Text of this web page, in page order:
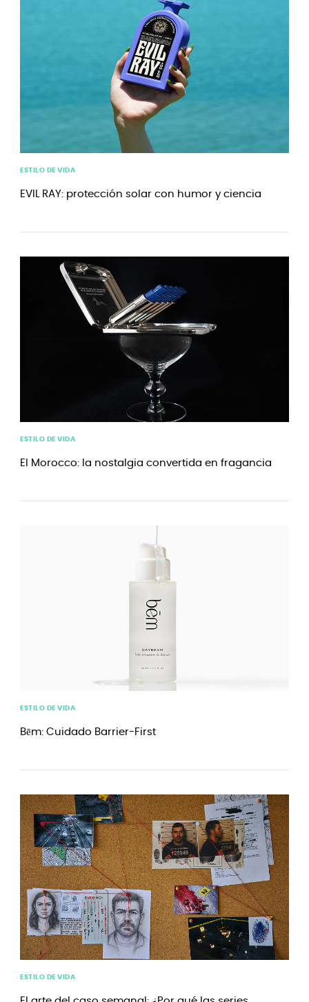
ESTILO DE VIDA
EVIL RAY: protección solar con humor y ciencia
ESTILO DE VIDA
El Morocco: la nostalgia convertida en fragancia
ESTILO DE VIDA
Bēm: Cuidado Barrier-First
ESTILO DE VIDA